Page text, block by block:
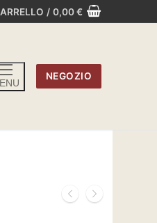
/ 0,00€
NEGOZIO